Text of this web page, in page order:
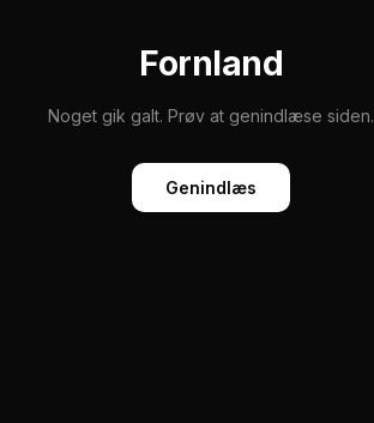
Fornland
Noget gik galt. Prøv at genindlæse siden.
Genindlæs